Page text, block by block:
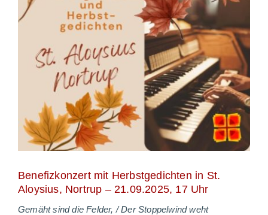
Benefizkonzert mit Herbstgedichten in St.
Aloysius, Nortrup – 21.09.2025, 17 Uhr
Gemäht sind die Felder, / Der Stoppelwind weht